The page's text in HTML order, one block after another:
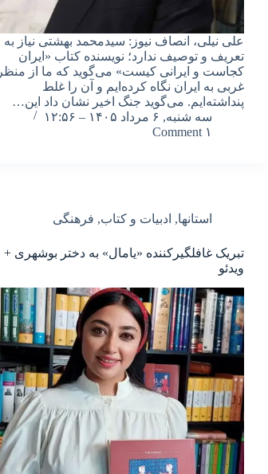
علی نیلی، انصاف نیوز: سیدمحمد بهشتی نیاز به
تعریف و توصیف ندارد؛ نویسنده کتاب «ایران
کجاست و ایرانی کیست» می‌گوید که ما از منظر
غربی به ایران نگاه کرده‌ایم و آن را غلط
پنداشته‌ایم. می‌گوید جنگ اخیر نشان داد این…
سه شنبه, ۶ مرداد ۱۴۰۵ – ۱۲:۵۶
۱ Comment
استانها, ادبیات و کتاب, فرهنگی
تبریک غافلگیرکننده «یامال» به دختر بوشهری +
ویدئو